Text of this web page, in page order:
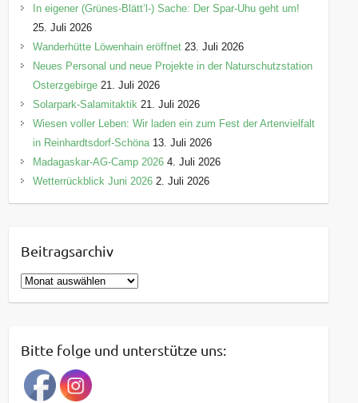
In eigener (Grünes-Blätt’l-) Sache: Der Spar-Uhu geht um!
25. Juli 2026
Wanderhütte Löwenhain eröffnet 23. Juli 2026
Neues Personal und neue Projekte in der Naturschutzstation
Osterzgebirge 21. Juli 2026
Solarpark-Salamitaktik 21. Juli 2026
Wiesen voller Leben: Wir laden ein zum Fest der Artenvielfalt
in Reinhardtsdorf-Schöna 13. Juli 2026
Madagaskar-AG-Camp 2026 4. Juli 2026
Wetterrückblick Juni 2026 2. Juli 2026
Beitragsarchiv
B
e
r
a
g
Bitte folge und unterstütze uns: